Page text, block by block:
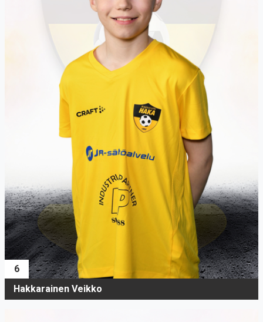
6
Hakkarainen Veikko